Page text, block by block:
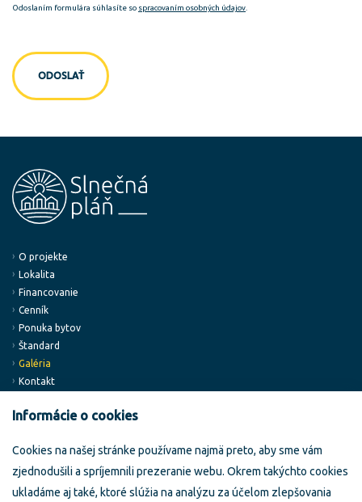
Odoslaním formulára súhlasíte so spracovaním osobných údajov.
ODOSLAŤ
O projekte
Lokalita
Financovanie
Cenník
Ponuka bytov
Štandard
Galéria
Kontakt
Developer:
Building Service, a.s.
Miletičova 5/B
82108 Bratislava
Slnečná pláň
Trnavská ul.
949 01 Nitra
Informácie o cookies
Cookies na našej stránke používame najmä preto, aby sme vám
zjednodušili a spríjemnili prezeranie webu. Okrem takýchto cookies
ukladáme aj také, ktoré slúžia na analýzu za účelom zlepšovania